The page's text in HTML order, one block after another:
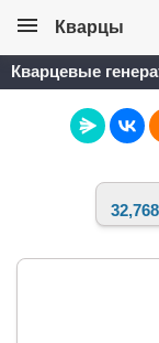
Кварцы
Кварцевые